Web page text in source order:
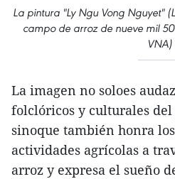
La pintura "Ly Ngu Vong Nguyet"
campo de arroz de nueve mil
VNA)
La imagen no soloes
folclóricos y culturales
sinoque también honra
actividades agrícolas a
arroz y expresa el sueño